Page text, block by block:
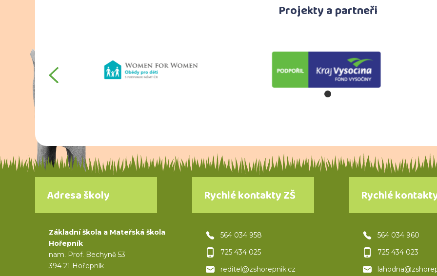
Projekty a partneři
Adresa školy
Základní škola a Mateřská škola
Hořepník
nam. Prof. Bechyně 53
394 21 Hořepník
Rychlé kontakty ZŠ
564 034 958
725 434 025
reditel@zshorepnik.cz
Rychlé
564 034 960
725 434 023